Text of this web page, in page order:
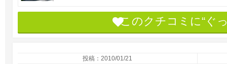
このクチコミに“ぐ
投稿：2010/01/21